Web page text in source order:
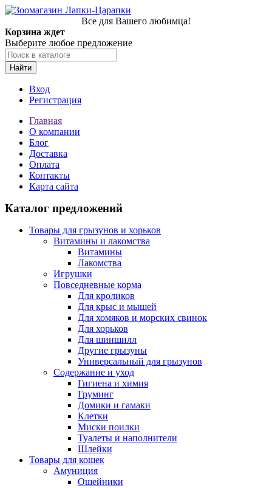
Все для Вашего любимца!
Корзина ждет
Выберите любое предложение
Найти
Вход
Регистрация
Главная
О компании
Блог
Доставка
Оплата
Контакты
Карта сайта
Каталог предложений
Товары для грызунов и хорьков
Витамины и лакомства
Витамины
Лакомства
Игрушки
Повседневные корма
Для кроликов
Для крыс и мышей
Для хомяков и морских свинок
Для хорьков
Для шиншилл
Другие грызуны
Универсальный для грызунов
Содержание и уход
Гигиена и химия
Груминг
Домики и гамаки
Клетки
Миски поилки
Туалеты и наполнители
Шлейки
Товары для кошек
Амуниция
Ошейники